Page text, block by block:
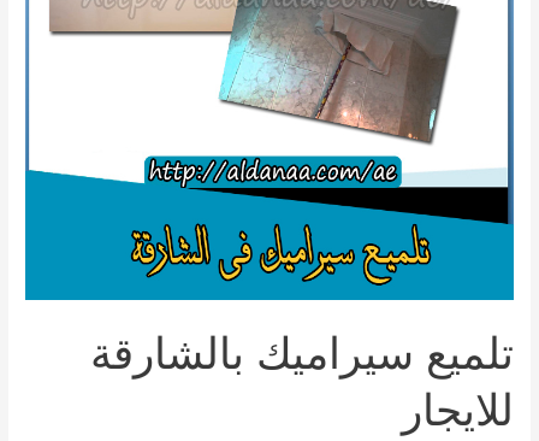
تلميع سيراميك بالشارقة
للايجار